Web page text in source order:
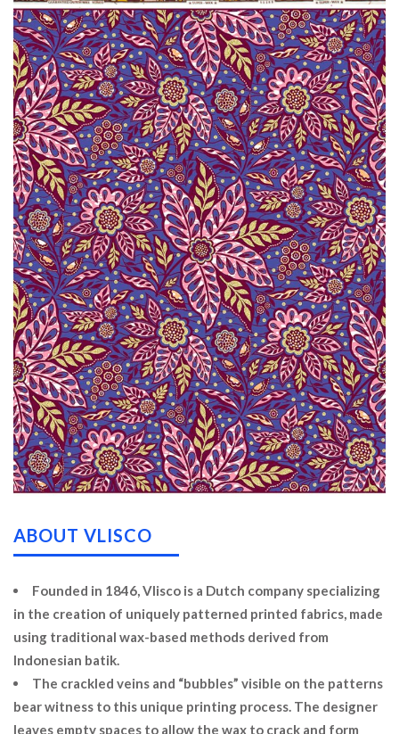
ABOUT VLISCO
Founded in 1846, Vlisco is a Dutch company specializing
in the creation of uniquely patterned printed fabrics, made
using traditional wax-based methods derived from
Indonesian batik.
The crackled veins and “bubbles” visible on the patterns
bear witness to this unique printing process. The designer
leaves empty spaces to allow the wax to crack and form